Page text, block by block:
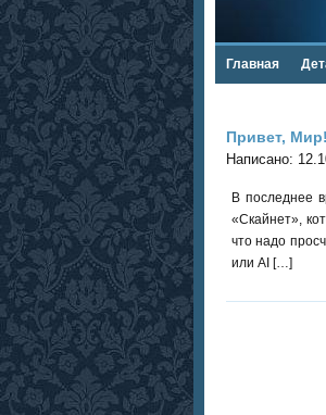
Главная
Привет, Мир!
Написано:
В последнее
«Скайнет»,
что надо
или AI […]